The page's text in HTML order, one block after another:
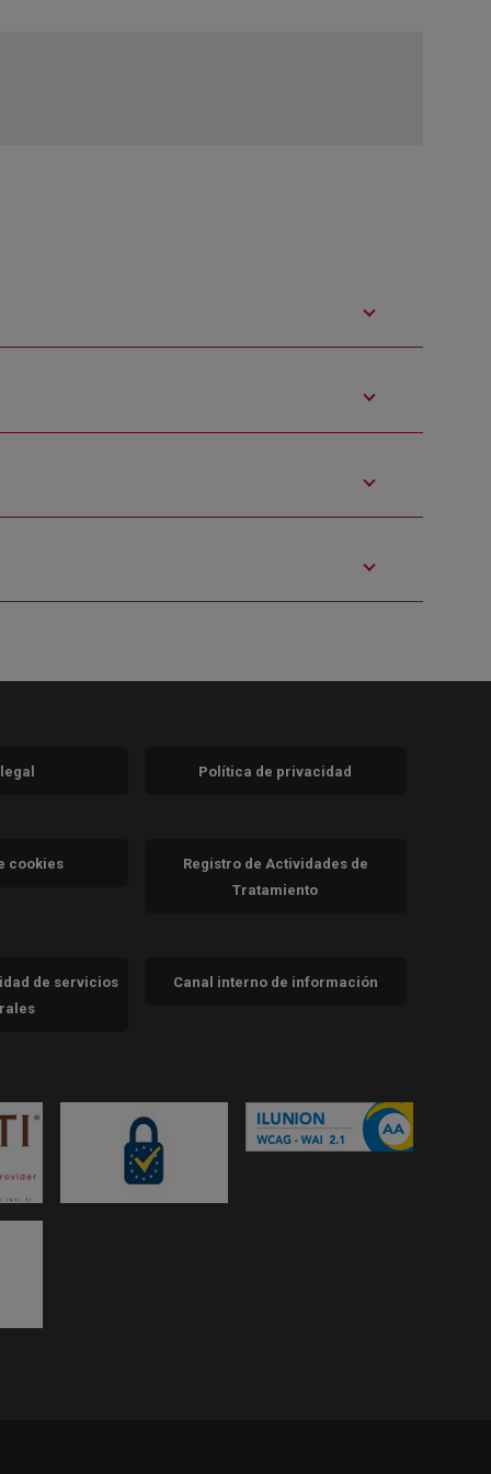
Política de privacidad
cookies
Registro de Actividades de
Tratamiento
de servicios
Canal interno de información